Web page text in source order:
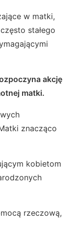
w matki,
stałego
akcję
matki.
znacząco
kobietom
rzeczową,